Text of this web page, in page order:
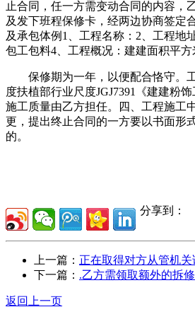
止合同，任一方需变动合同的内容，
及发下班程保修卡，经两边协商签定
及承包体例1、工程名称：2、工程地
包工包料4、工程概况：建建面积平方
保修期为一年，以便配合恪守。
度扶植部行业尺度JGJ7391《建建粉
施工质量由乙方担任。四、工程施工
更，提出终止合同的一方要以书面形
的。
分享到：
上一篇： 正在取得对方从管机关
下一篇： .乙方需领取额外的拆
返回上一页